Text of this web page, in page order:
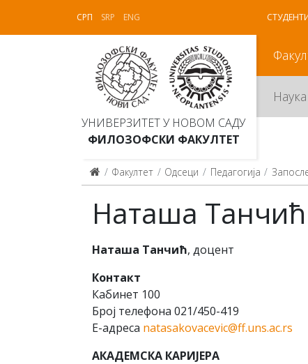
СРП SRP ENG
УНИВЕРЗИТЕТ У НОВОМ САДУ
ФИЛОЗОФСКИ ФАКУЛТЕТ
Наука
Факултет Одсеци Педагогија
Наташа Танчић
Наташа Танчић, доцент
Контакт
Кабинет 100
Број телефона 021/450-419
Е-адреса natasakovacevic@ff.uns.ac.rs
АКАДЕМСКА КАРИЈЕРА